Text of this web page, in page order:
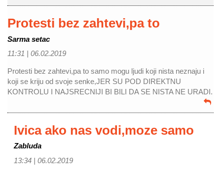
Protesti bez zahtevi,pa to
Sarma setac
11:31 | 06.02.2019
Protesti bez zahtevi,pa to samo mogu ljudi koji nista neznaju i
koji se kriju od svoje senke,JER SU POD DIREKTNU
KONTROLU I NAJSRECNIJI BI BILI DA SE NISTA NE URADI.
Ivica ako nas vodi,moze samo
Zabluda
13:34 | 06.02.2019